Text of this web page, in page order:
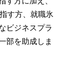
す方、就職氷
ビジネスプラ
部を助成しま